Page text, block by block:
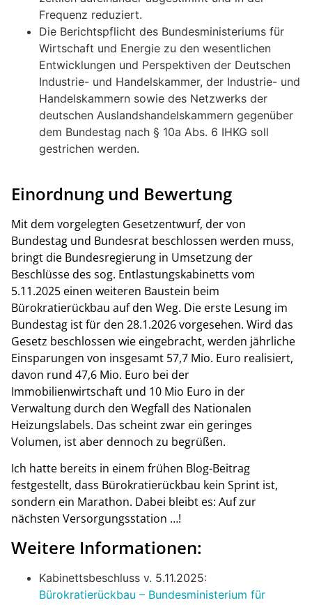
Frequenz reduziert.
Die Berichtspflicht des Bundesministeriums für
Wirtschaft und Energie zu den wesentlichen
Entwicklungen und Perspektiven der Deutschen
Industrie- und Handelskammer, der Industrie- und
Handelskammern sowie des Netzwerks der
deutschen Auslandshandelskammern gegenüber
dem Bundestag nach § 10a Abs. 6 IHKG soll
gestrichen werden.
Einordnung und Bewertung
Mit dem vorgelegten Gesetzentwurf, der von
Bundestag und Bundesrat beschlossen werden muss,
bringt die Bundesregierung in Umsetzung der
Beschlüsse des sog. Entlastungskabinetts vom
5.11.2025 einen weiteren Baustein beim
Bürokratierückbau auf den Weg. Die erste Lesung im
Bundestag ist für den 28.1.2026 vorgesehen. Wird das
Gesetz beschlossen wie eingebracht, werden jährliche
Einsparungen von insgesamt 57,7 Mio. Euro realisiert,
davon rund 47,6 Mio. Euro bei der
Immobilienwirtschaft und 10 Mio Euro in der
Verwaltung durch den Wegfall des Nationalen
Heizungslabels. Das scheint zwar ein geringes
Volumen, ist aber dennoch zu begrüßen.
Ich hatte bereits in einem frühen Blog-Beitrag
festgestellt, dass Bürokratierückbau kein Sprint ist,
sondern ein Marathon. Dabei bleibt es: Auf zur
nächsten Versorgungsstation …!
Weitere Informationen:
Kabinettsbeschluss v. 5.11.2025:
Bürokratierückbau – Bundesministerium für